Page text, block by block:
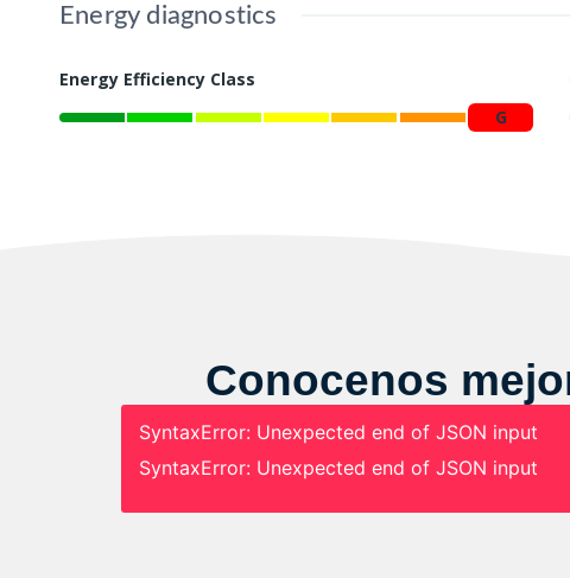
Energy diagnostics
Energy Efficiency Class
G
Conocenos
SyntaxError: Unexpected end of JSON input
SyntaxError: Unexpected end of JSON input